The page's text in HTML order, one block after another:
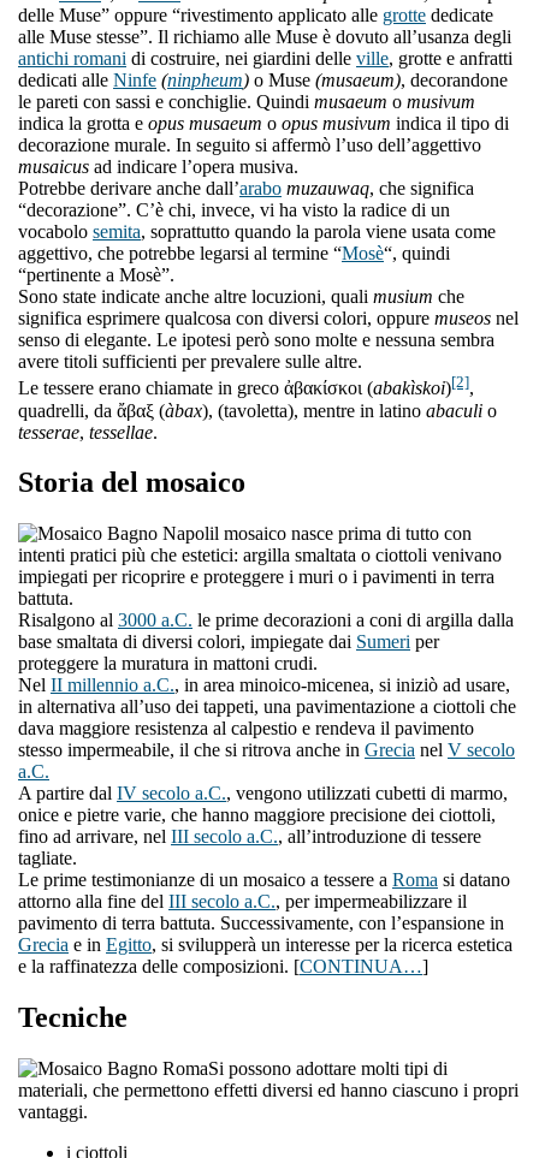
delle Muse” oppure “rivestimento applicato alle grotte dedicate
alle Muse stesse”. Il richiamo alle Muse è dovuto all’usanza degli
antichi romani di costruire, nei giardini delle ville, grotte e anfratti
dedicati alle Ninfe (ninpheum) o Muse (musaeum), decorandone
le pareti con sassi e conchiglie. Quindi musaeum o musivum
indica la grotta e opus musaeum o opus musivum indica il tipo di
decorazione murale. In seguito si affermò l’uso dell’aggettivo
musaicus ad indicare l’opera musiva.
Potrebbe derivare anche dall’arabo muzauwaq, che significa
“decorazione”. C’è chi, invece, vi ha visto la radice di un
vocabolo semita, soprattutto quando la parola viene usata come
aggettivo, che potrebbe legarsi al termine “Mosè“, quindi
“pertinente a Mosè”.
Sono state indicate anche altre locuzioni, quali musium che
significa esprimere qualcosa con diversi colori, oppure museos nel
senso di elegante. Le ipotesi però sono molte e nessuna sembra
avere titoli sufficienti per prevalere sulle altre.
Le tessere erano chiamate in greco ἀβακίσκοι (abakìskoi)[2],
quadrelli, da ἄβαξ (àbax), (tavoletta), mentre in latino abaculi o
tesserae, tessellae.
Storia del mosaico
l mosaico nasce prima di tutto con
intenti pratici più che estetici: argilla smaltata o ciottoli venivano
impiegati per ricoprire e proteggere i muri o i pavimenti in terra
battuta.
Risalgono al 3000 a.C. le prime decorazioni a coni di argilla dalla
base smaltata di diversi colori, impiegate dai Sumeri per
proteggere la muratura in mattoni crudi.
Nel II millennio a.C., in area minoico-micenea, si iniziò ad usare,
in alternativa all’uso dei tappeti, una pavimentazione a ciottoli che
dava maggiore resistenza al calpestio e rendeva il pavimento
stesso impermeabile, il che si ritrova anche in Grecia nel V secolo
a.C.
A partire dal IV secolo a.C., vengono utilizzati cubetti di marmo,
onice e pietre varie, che hanno maggiore precisione dei ciottoli,
fino ad arrivare, nel III secolo a.C., all’introduzione di tessere
tagliate.
Le prime testimonianze di un mosaico a tessere a Roma si datano
attorno alla fine del III secolo a.C., per impermeabilizzare il
pavimento di terra battuta. Successivamente, con l’espansione in
Grecia e in Egitto, si svilupperà un interesse per la ricerca estetica
e la raffinatezza delle composizioni. [CONTINUA…]
Tecniche
Si possono adottare molti tipi di
materiali, che permettono effetti diversi ed hanno ciascuno i propri
vantaggi.
i ciottoli